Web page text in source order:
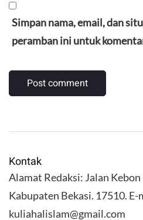
Simpan nama, email, dan
peramban ini untuk
Kontak
Alamat Redaksi: Jalan
Kabupaten Bekasi. 17510. E-
kuliahalislam@gmail.com